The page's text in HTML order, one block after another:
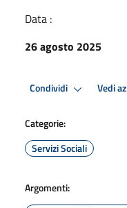
Data :
26 agosto 2025
Condividi Vedi
Categorie:
Servizi Sociali
Argomenti: